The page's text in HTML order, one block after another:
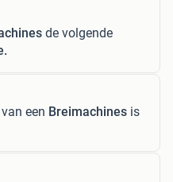
de volgende
een Breimachines is